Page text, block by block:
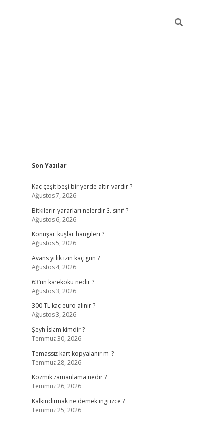
Sidebar
Son Yazılar
Kaç çeşit beşi bir yerde altın vardır ?
Ağustos 7, 2026
Bitkilerin yararları nelerdir 3. sınıf ?
Ağustos 6, 2026
Konuşan kuşlar hangileri ?
Ağustos 5, 2026
Avans yıllık izin kaç gün ?
Ağustos 4, 2026
63’ün karekökü nedir ?
Ağustos 3, 2026
300 TL kaç euro alınır ?
Ağustos 3, 2026
Şeyh İslam kimdir ?
Temmuz 30, 2026
Temassız kart kopyalanır mı ?
Temmuz 28, 2026
Kozmik zamanlama nedir ?
Temmuz 26, 2026
Kalkındırmak ne demek ingilizce ?
Temmuz 25, 2026